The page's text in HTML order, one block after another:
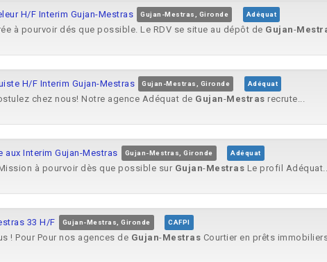
H/F Interim Gujan-Mestras Gujan-Mestras, Gironde Adéquat
à pourvoir dés que possible. Le RDV se situe au dépôt de Gujan-
H/F Interim Gujan-Mestras Gujan-Mestras, Gironde Adéquat
chez nous! Notre agence Adéquat de Gujan-Mestras recrute...
aux Interim Gujan-Mestras Gujan-Mestras, Gironde Adéquat
à pourvoir dès que possible sur Gujan-Mestras Le profil
33 H/F Gujan-Mestras, Gironde CAFPI
! Pour Pour nos agences de Gujan-Mestras Courtier en prêts